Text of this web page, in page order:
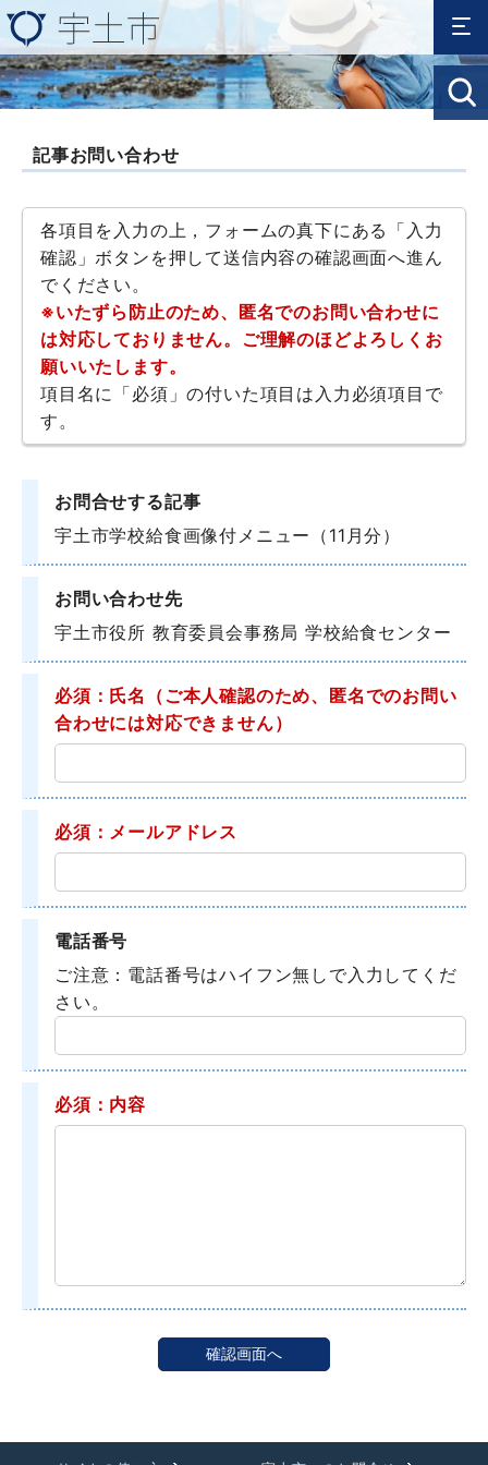
記事お問い合わせ
各項目を入力の上，フォームの真下にある「入力
確認」ボタンを押して送信内容の確認画面へ進ん
でください。
※いたずら防止のため、匿名でのお問い合わせに
は対応しておりません。ご理解のほどよろしくお
願いいたします。
項目名に「必須」の付いた項目は入力必須項目で
す。
お問合せする記事
宇土市学校給食画像付メニュー（11月分）
お問い合わせ先
宇土市役所 教育委員会事務局 学校給食センター
必須：氏名
（ご本人確認のため、匿名でのお問い
合わせには対応できません）
必須：メールアドレス
電話番号
ご注意：電話番号はハイフン無しで入力してくだ
さい。
必須：内容